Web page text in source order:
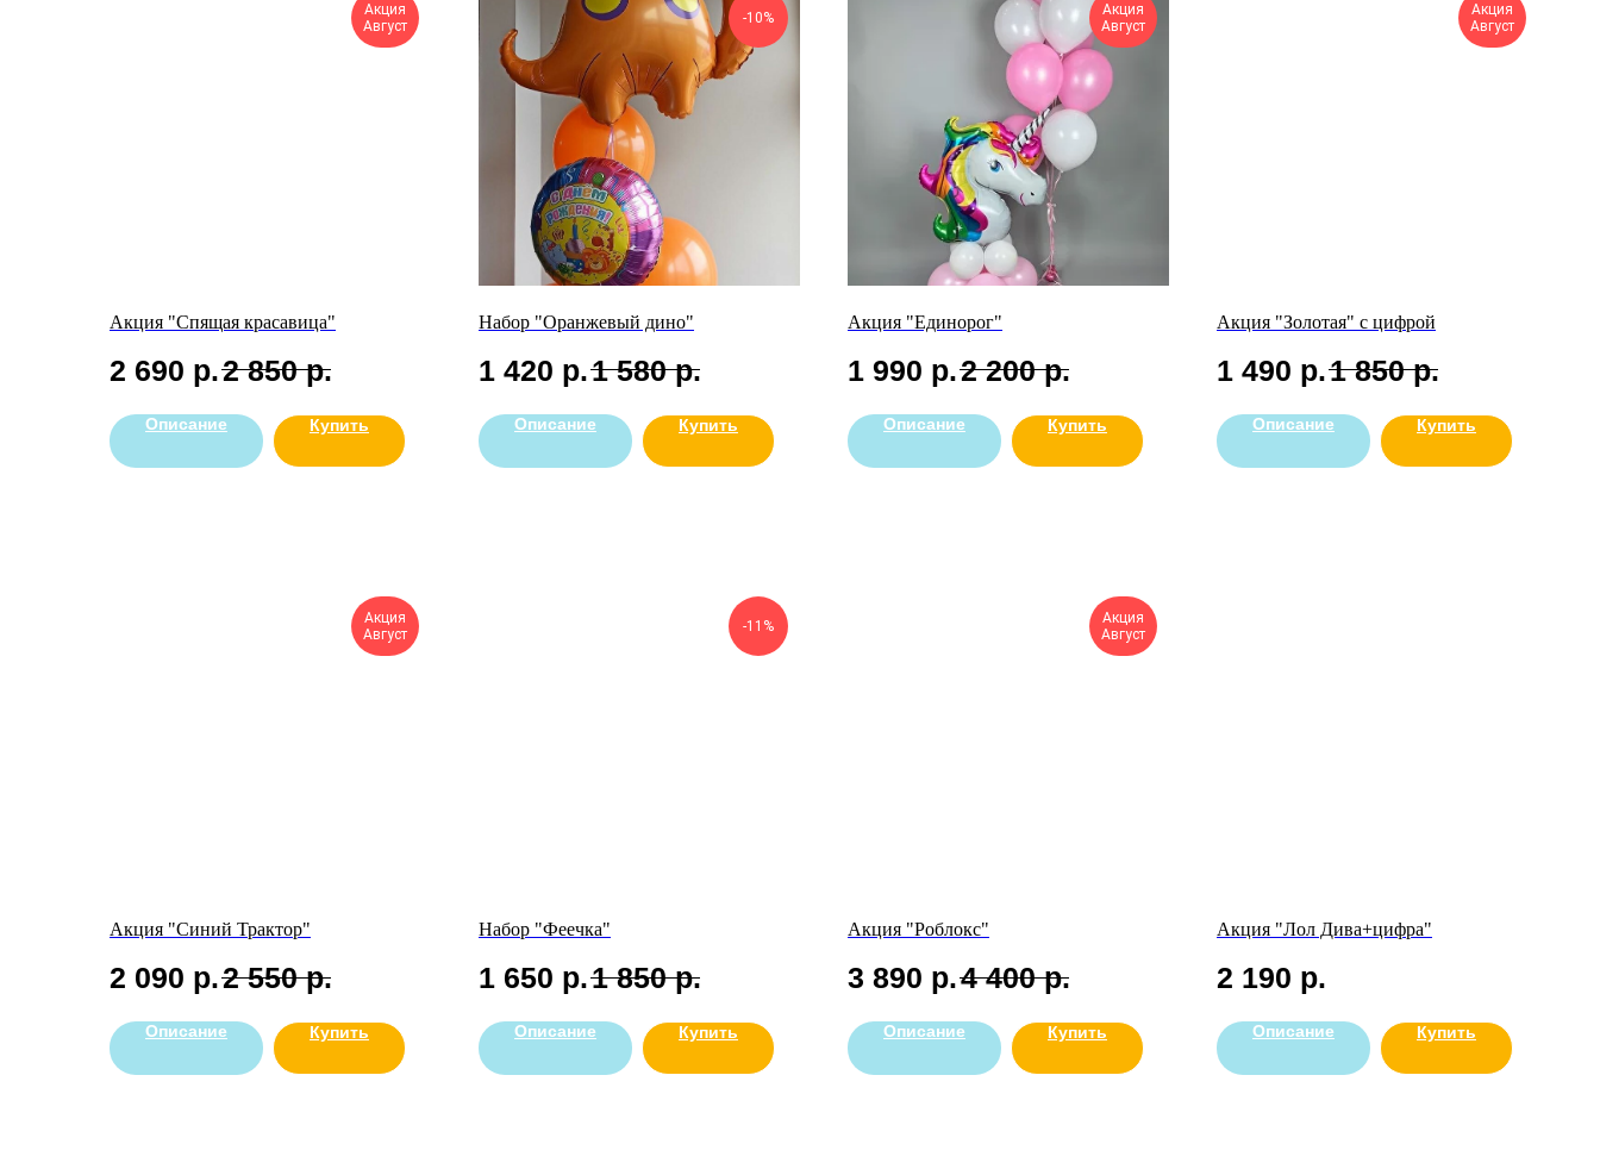
Акция
Август
Акция "Спящая красавица"
2 690 р.2 850 р.
Описание Купить
-10%
Набор "Оранжевый дино"
1 420 р.1 580 р.
Описание Купить
Акция
Август
Акция "Единорог"
1 990 р.2 200 р.
Описание Купить
Акция
Август
Акция "Золотая" с цифрой
1 490 р.1 850 р.
Описание Купить
Акция
Август
Акция "Синий Трактор"
2 090 р.2 550 р.
Описание Купить
-11%
Набор "Феечка"
1 650 р.1 850 р.
Описание Купить
Акция
Август
Акция "Роблокс"
3 890 р.4 400 р.
Описание Купить
Акция "Лол Дива+цифра"
2 190 р.
Описание Купить